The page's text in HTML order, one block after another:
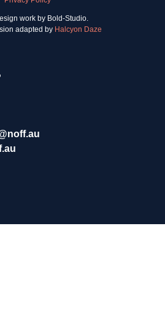
work by Bold-Studio.
adapted by Halcyon Daze